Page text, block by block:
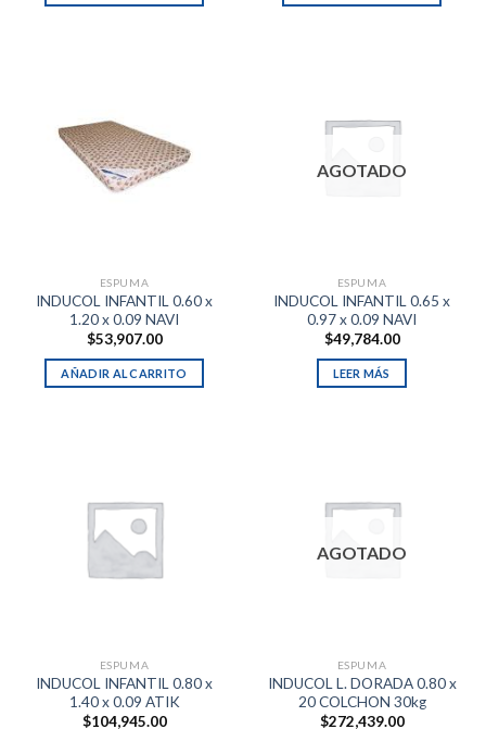
ESPUMA
INDUCOL INFANTIL 0.60 x
1.20 x 0.09 NAVI
$53,907.00
AÑADIR AL CARRITO
AGOTADO
ESPUMA
INDUCOL INFANTIL 0.65 x
0.97 x 0.09 NAVI
$49,784.00
LEER MÁS
ESPUMA
INDUCOL INFANTIL 0.80 x
1.40 x 0.09 ATIK
$104,945.00
AGOTADO
ESPUMA
INDUCOL L. DORADA 0.80 x
20 COLCHON 30kg
$272,439.00